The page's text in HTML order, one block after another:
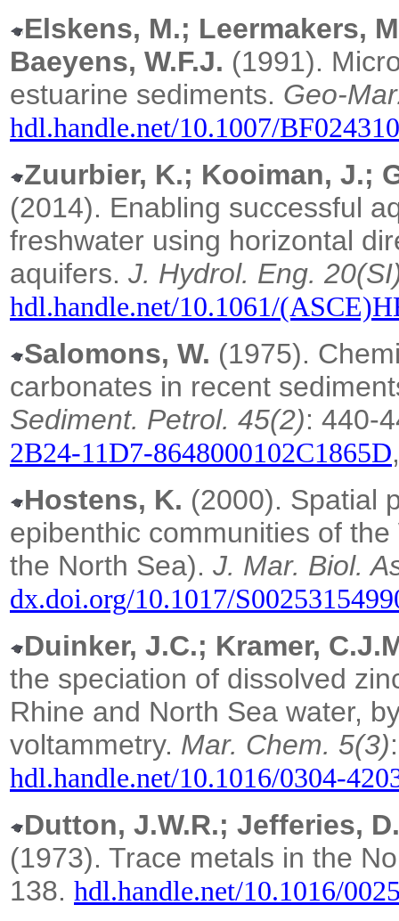
Elskens, M.; Leermakers,
Baeyens, W.F.J. (1991).
estuarine sediments. Geo-
hdl.handle.net/10.1007/
Zuurbier, K.; Kooiman, J.;
(2014). Enabling successful
freshwater using horizontal
aquifers. J. Hydrol. Eng.
hdl.handle.net/10.1061/
Salomons, W. (1975).
carbonates in recent
Sediment. Petrol. 45(2): 440-
2B24-11D7-8648000102C1865D
Hostens, K. (2000). Spatial
epibenthic communities of
the North Sea). J. Mar. Biol.
dx.doi.org/10.1017/
Duinker, J.C.; Kramer,
the speciation of dissolved
Rhine and North Sea water,
voltammetry. Mar. Chem. 5(3)
hdl.handle.net/10.1016/0304-
Dutton, J.W.R.; Jefferies,
(1973). Trace metals in the
138. hdl.handle.net/10.1016/